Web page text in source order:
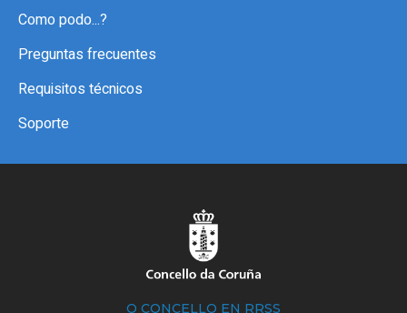
Como podo...?
Preguntas frecuentes
Requisitos técnicos
Soporte
O CONCELLO EN RRSS